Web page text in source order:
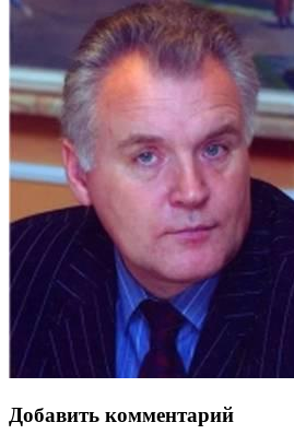
Добавить комментарий